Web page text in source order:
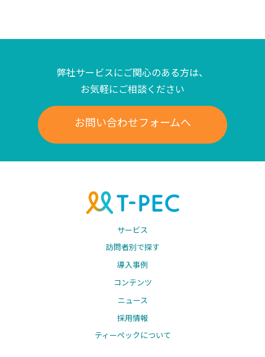
弊社サービスにご関心のある方は、
お気軽にご相談ください
お問い合わせフォームへ
サービス
訪問者別で探す
導入事例
コンテンツ
ニュース
採用情報
ティーペックについて